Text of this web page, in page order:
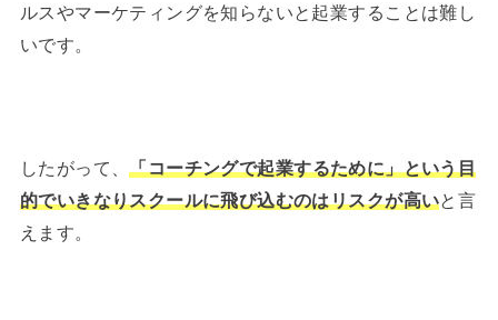
ルスやマーケティングを知らないと起業することは難し
いです。
したがって、
「コーチングで起業するために」という目
的でいきなりスクールに飛び込むのはリスクが高いと言
えます。